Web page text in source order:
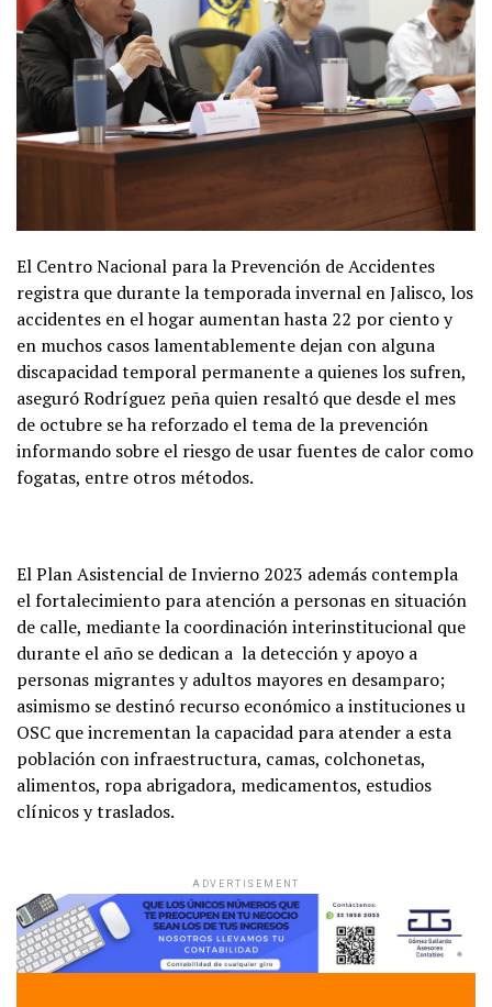
El Centro Nacional para la Prevención de Accidentes
registra que durante la temporada invernal en Jalisco, los
accidentes en el hogar aumentan hasta 22 por ciento y
en muchos casos lamentablemente dejan con alguna
discapacidad temporal permanente a quienes los sufren,
aseguró Rodríguez peña quien resaltó que desde el mes
de octubre se ha reforzado el tema de la prevención
informando sobre el riesgo de usar fuentes de calor como
fogatas, entre otros métodos.
El Plan Asistencial de Invierno 2023 además contempla
el fortalecimiento para atención a personas en situación
de calle, mediante la coordinación interinstitucional que
durante el año se dedican a la detección y apoyo a
personas migrantes y adultos mayores en desamparo;
asimismo se destinó recurso económico a instituciones u
OSC que incrementan la capacidad para atender a esta
población con infraestructura, camas, colchonetas,
alimentos, ropa abrigadora, medicamentos, estudios
clínicos y traslados.
ADVERTISEMENT